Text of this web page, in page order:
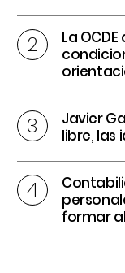
La
Javier
libre, las
formar